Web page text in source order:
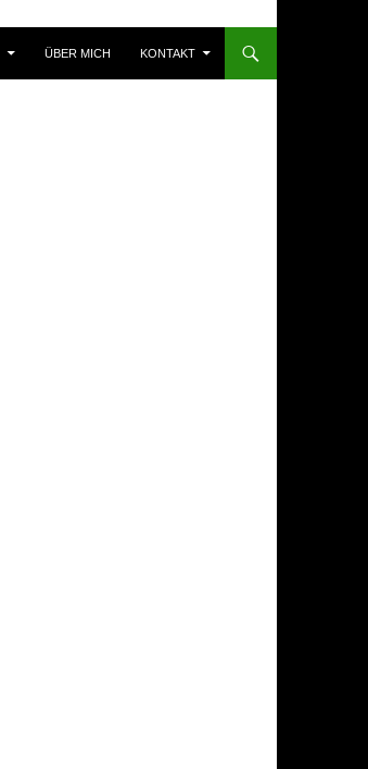
ÜBER MICH KONTAKT